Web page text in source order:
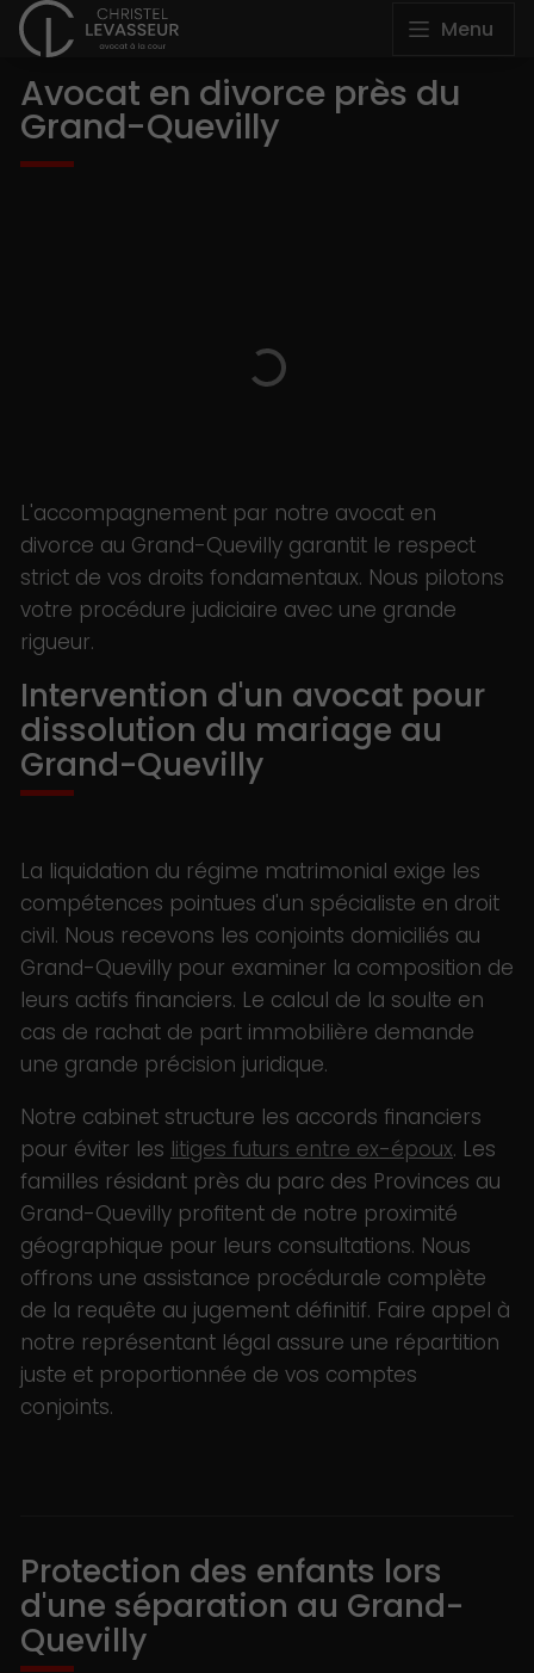
Menu
Avocat en divorce près du
Grand-Quevilly
L'accompagnement par notre avocat en
divorce au Grand-Quevilly garantit le respect
strict de vos droits fondamentaux. Nous pilotons
votre procédure judiciaire avec une grande
rigueur.
Intervention d'un avocat pour
dissolution du mariage au
Grand-Quevilly
La liquidation du régime matrimonial exige les
compétences pointues d'un spécialiste en droit
civil. Nous recevons les conjoints domiciliés au
Grand-Quevilly pour examiner la composition de
leurs actifs financiers. Le calcul de la soulte en
cas de rachat de part immobilière demande
une grande précision juridique.
Notre cabinet structure les accords financiers
pour éviter les litiges futurs entre ex-époux. Les
familles résidant près du parc des Provinces au
Grand-Quevilly profitent de notre proximité
géographique pour leurs consultations. Nous
offrons une assistance procédurale complète
de la requête au jugement définitif. Faire appel à
notre représentant légal assure une répartition
juste et proportionnée de vos comptes
conjoints.
Protection des enfants lors
d'une séparation au Grand-
Quevilly